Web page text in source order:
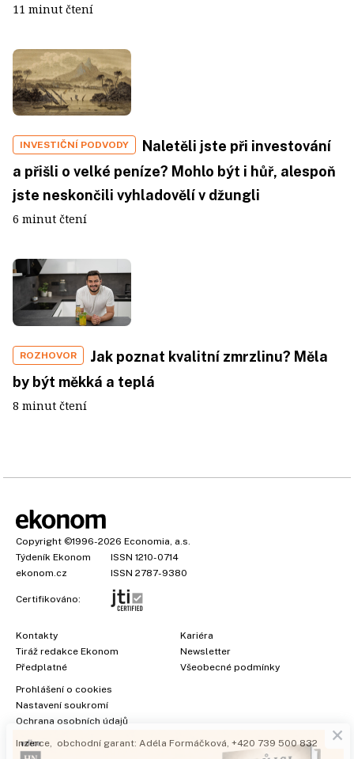
11 minut čtení
INVESTIČNÍ PODVODY
Naletěli jste při investování
a přišli o velké peníze? Mohlo být i hůř, alespoň
jste neskončili vyhladovělí v džungli
6 minut čtení
ROZHOVOR
Jak poznat kvalitní zmrzlinu? Měla
by být měkká a teplá
8 minut čtení
Copyright ©1996-2026 Economia, a.s.
Týdeník Ekonom
ISSN 1210-0714
ekonom.cz
ISSN 2787-9380
Certifikováno:
Kontakty
Tiráž redakce Ekonom
Předplatné
Kariéra
Newsletter
Všeobecné podmínky
Prohlášení o cookies
Nastavení soukromí
Ochrana osobních údajů
Inzerce , obchodní garant: Adéla Formáčková +420 739 500 832